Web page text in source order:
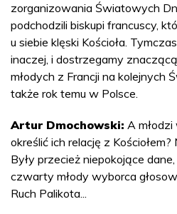
zorganizowania Światowych
podchodzili biskupi francuscy,
u siebie klęski Kościoła.
inaczej, i dostrzegamy
młodych z Francji na kolejnych
także rok temu w Polsce.
Artur Dmochowski: A młodzi
określić ich relację z
Były przecież niepokojące
czwarty młody wyborca
Ruch Palikota...